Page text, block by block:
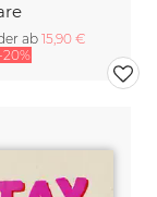
ab15,90 €
20%